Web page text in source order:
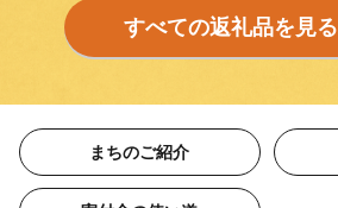
すべての返礼品を見る
まちのご紹介